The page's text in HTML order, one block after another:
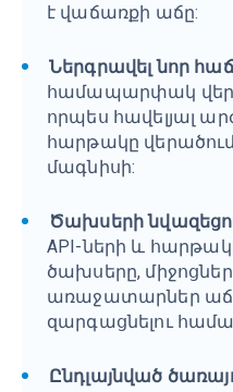
է վաճառքի աճը:
Ներգրավել նոր
համապարփակ
որպես հավելյալ
հարթակը
մագնիսի:
Ծախսերի
API-ների և
ծախսերը,
առաջատարներ
զարգացնելու
Ընդլայնված